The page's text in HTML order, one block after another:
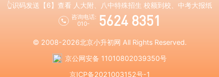
👆识码发送【6】查看 人大附、八中特殊招生 校额到校、中考大报纸
咨询电话:
010-
5624 8351
© 2008-2026北京小升初网 All Rights Reserved.
京公网安备 11010802039350号
京ICP备2021003152号-1